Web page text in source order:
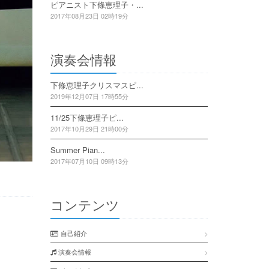
ピアニスト下條恵理子・...
2017年08月23日 02時19分
演奏会情報
下條恵理子クリスマスピ...
2019年12月07日 17時55分
11/25下條恵理子ピ...
2017年10月29日 21時00分
Summer Pian...
2017年07月10日 09時13分
コンテンツ
自己紹介
演奏会情報